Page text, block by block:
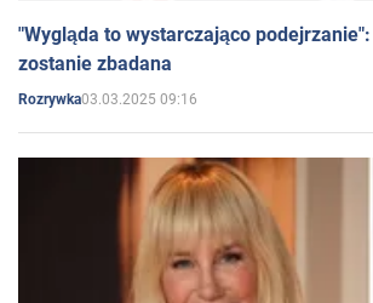
"Wygląda to wystarczająco
zostanie zbadana
Rozrywka03.03.2025 09:16